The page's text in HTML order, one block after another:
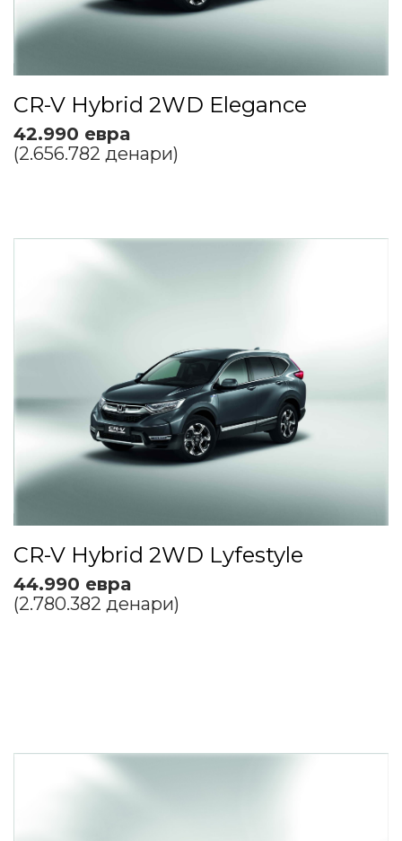
CR-V Hybrid 2WD Elegance
42.990 евра
(2.656.782 денари)
CR-V Hybrid 2WD Lyfestyle
44.990 евра
(2.780.382 денари)